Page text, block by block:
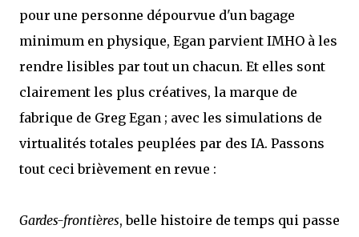
pour une personne dépourvue d'un bagage
minimum en physique, Egan parvient IMHO à les
rendre lisibles par tout un chacun. Et elles sont
clairement les plus créatives, la marque de
fabrique de Greg Egan ; avec les simulations de
virtualités totales peuplées par des IA. Passons
tout ceci brièvement en revue :
Gardes-frontières, belle histoire de temps qui passe